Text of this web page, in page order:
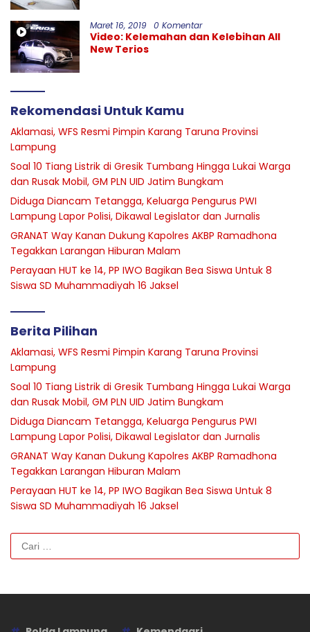
Maret 16, 2019 0 Komentar
Video: Kelemahan dan Kelebihan All
New Terios
Rekomendasi Untuk Kamu
Aklamasi, WFS Resmi Pimpin Karang Taruna Provinsi
Lampung
Soal 10 Tiang Listrik di Gresik Tumbang Hingga Lukai Warga
dan Rusak Mobil, GM PLN UID Jatim Bungkam
Diduga Diancam Tetangga, Keluarga Pengurus PWI
Lampung Lapor Polisi, Dikawal Legislator dan Jurnalis
GRANAT Way Kanan Dukung Kapolres AKBP Ramadhona
Tegakkan Larangan Hiburan Malam
Perayaan HUT ke 14, PP IWO Bagikan Bea Siswa Untuk 8
Siswa SD Muhammadiyah 16 Jaksel
Berita Pilihan
Aklamasi, WFS Resmi Pimpin Karang Taruna Provinsi
Lampung
Soal 10 Tiang Listrik di Gresik Tumbang Hingga Lukai Warga
dan Rusak Mobil, GM PLN UID Jatim Bungkam
Diduga Diancam Tetangga, Keluarga Pengurus PWI
Lampung Lapor Polisi, Dikawal Legislator dan Jurnalis
GRANAT Way Kanan Dukung Kapolres AKBP Ramadhona
Tegakkan Larangan Hiburan Malam
Perayaan HUT ke 14, PP IWO Bagikan Bea Siswa Untuk 8
Siswa SD Muhammadiyah 16 Jaksel
Cari
untuk: